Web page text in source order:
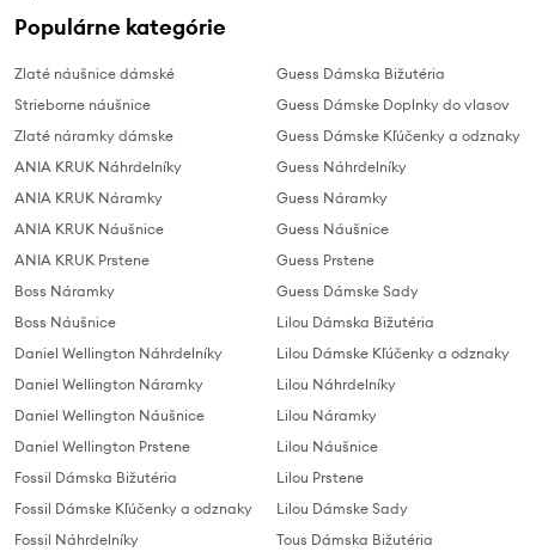
Populárne kategórie
Zlaté náušnice dámské
Strieborne náušnice
Zlaté náramky dámske
ANIA KRUK Náhrdelníky
ANIA KRUK Náramky
ANIA KRUK Náušnice
ANIA KRUK Prstene
Boss Náramky
Boss Náušnice
Daniel Wellington Náhrdelníky
Daniel Wellington Náramky
Daniel Wellington Náušnice
Daniel Wellington Prstene
Fossil Dámska Bižutéria
Fossil Dámske Kľúčenky a odznaky
Fossil Náhrdelníky
Guess Dámska Bižutéria
Guess Dámske Doplnky do vlasov
Guess Dámske Kľúčenky a odznaky
Guess Náhrdelníky
Guess Náramky
Guess Náušnice
Guess Prstene
Guess Dámske Sady
Lilou Dámska Bižutéria
Lilou Dámske Kľúčenky a odznaky
Lilou Náhrdelníky
Lilou Náramky
Lilou Náušnice
Lilou Prstene
Lilou Dámske Sady
Tous Dámska Bižutéria